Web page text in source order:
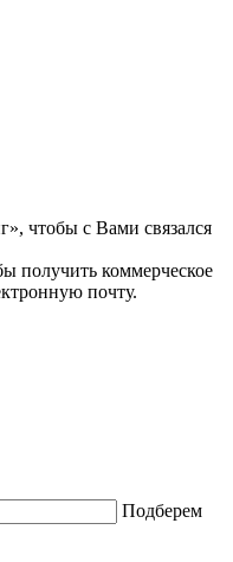
чтобы с Вами связался
получить коммерческое
почту.
Подберем